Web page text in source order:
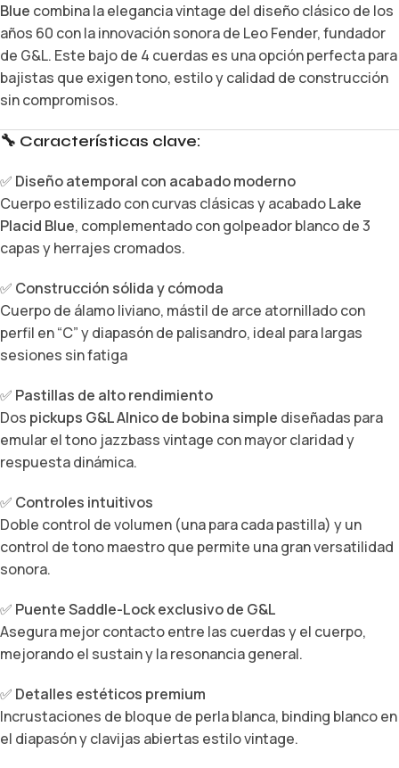
Blue combina la elegancia vintage del diseño clásico de los
años 60 con la innovación sonora de Leo Fender, fundador
de G&L. Este bajo de 4 cuerdas es una opción perfecta para
bajistas que exigen tono, estilo y calidad de construcción
sin compromisos.
🔧 Características clave:
✅ Diseño atemporal con acabado moderno
Cuerpo estilizado con curvas clásicas y acabadoLake
Placid Blue, complementado con golpeador blanco de 3
capas y herrajes cromados.
✅ Construcción sólida y cómoda
Cuerpo de álamo liviano, mástil de arce atornillado con
perfil en “C” y diapasón de palisandro, ideal para largas
sesiones sin fatiga
✅ Pastillas de alto rendimiento
Dos pickups G&L Alnico de bobina simple diseñadas para
emular el tono jazzbass vintage con mayor claridad y
respuesta dinámica.
✅ Controles intuitivos
Doble control de volumen (una para cada pastilla) y un
control de tono maestro que permite una gran versatilidad
sonora.
✅ Puente Saddle-Lock exclusivo de G&L
Asegura mejor contacto entre las cuerdas y el cuerpo,
mejorando el sustain y la resonancia general.
✅ Detalles estéticos premium
Incrustaciones de bloque de perla blanca, binding blanco en
el diapasón y clavijas abiertas estilo vintage.